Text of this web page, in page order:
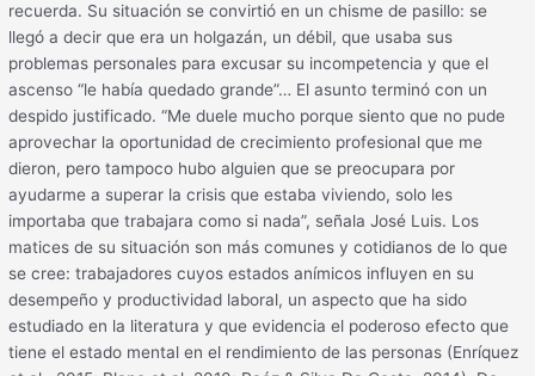
recuerda. Su situación se convirtió en un chisme de pasillo: se
llegó a decir que era un holgazán, un débil, que usaba sus
problemas personales para excusar su incompetencia y que el
ascenso “le había quedado grande”… El asunto terminó con un
despido justificado. “Me duele mucho porque siento que no pude
aprovechar la oportunidad de crecimiento profesional que me
dieron, pero tampoco hubo alguien que se preocupara por
ayudarme a superar la crisis que estaba viviendo, solo les
importaba que trabajara como si nada”, señala José Luis. Los
matices de su situación son más comunes y cotidianos de lo que
se cree: trabajadores cuyos estados anímicos influyen en su
desempeño y productividad laboral, un aspecto que ha sido
estudiado en la literatura y que evidencia el poderoso efecto que
tiene el estado mental en el rendimiento de las personas (Enríquez